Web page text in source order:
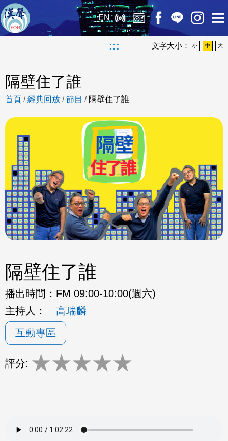
EN
::: 文字大小： 小 中 大
隔壁住了誰
首頁 /經典回放 /節目 / 隔壁住了誰
隔壁住了誰
播出時間： FM 09:00-10:00(週六)
主持人：
高瑞麟
互動專區
評分: ★★★★★